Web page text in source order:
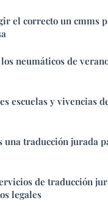
el correcto un cmms
neumáticos de
escuelas y vivencias
una traducción jurada
de traducción
legales